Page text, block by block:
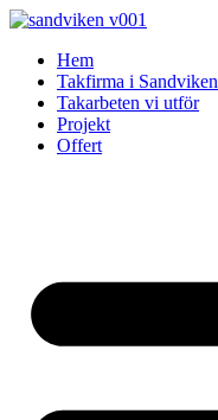
Skip
contentHem
Takfirma i Sandviken
Takarbeten vi utför
Projekt
Offert